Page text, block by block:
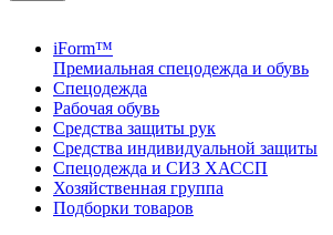
iForm™
Премиальная спецодежда и обувь
Спецодежда
Рабочая обувь
Средства защиты рук
Средства индивидуальной защиты
Спецодежда и СИЗ ХАССП
Хозяйственная группа
Подборки товаров